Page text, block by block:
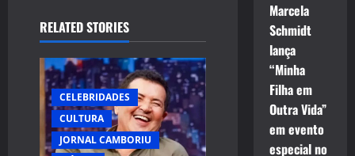
v
i
g
a
RELATED STORIES
CELEBRIDADES
CULTURA
JORNAL CAMBORIU
Marcela
Schmidt
lança
“Minha
Filha em
Outra Vida”
em evento
especial no